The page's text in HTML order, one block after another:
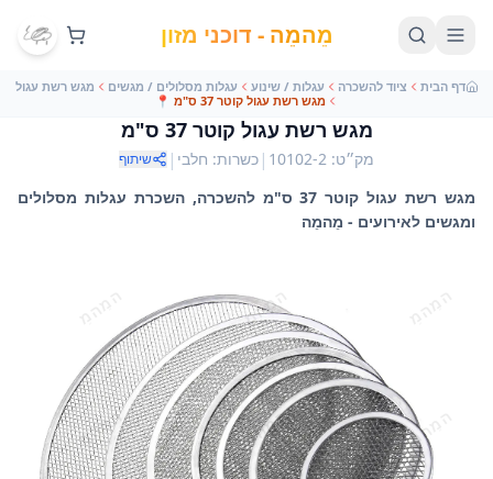
מֵהמֵה - דוכני מזון
דף הבית ציוד להשכרה עגלות / שינוע עגלות מסלולים / מגשים
מגש רשת עגול
מגש רשת עגול קוטר 37 ס"מ
📍
מגש רשת עגול קוטר 37 ס"מ
מק״ט:
10102-2
| כשרות: חלבי | שיתוף
מגש רשת עגול קוטר 37 ס"מ להשכרה, השכרת עגלות מסלולים
ומגשים לאירועים - מֵהמֵה